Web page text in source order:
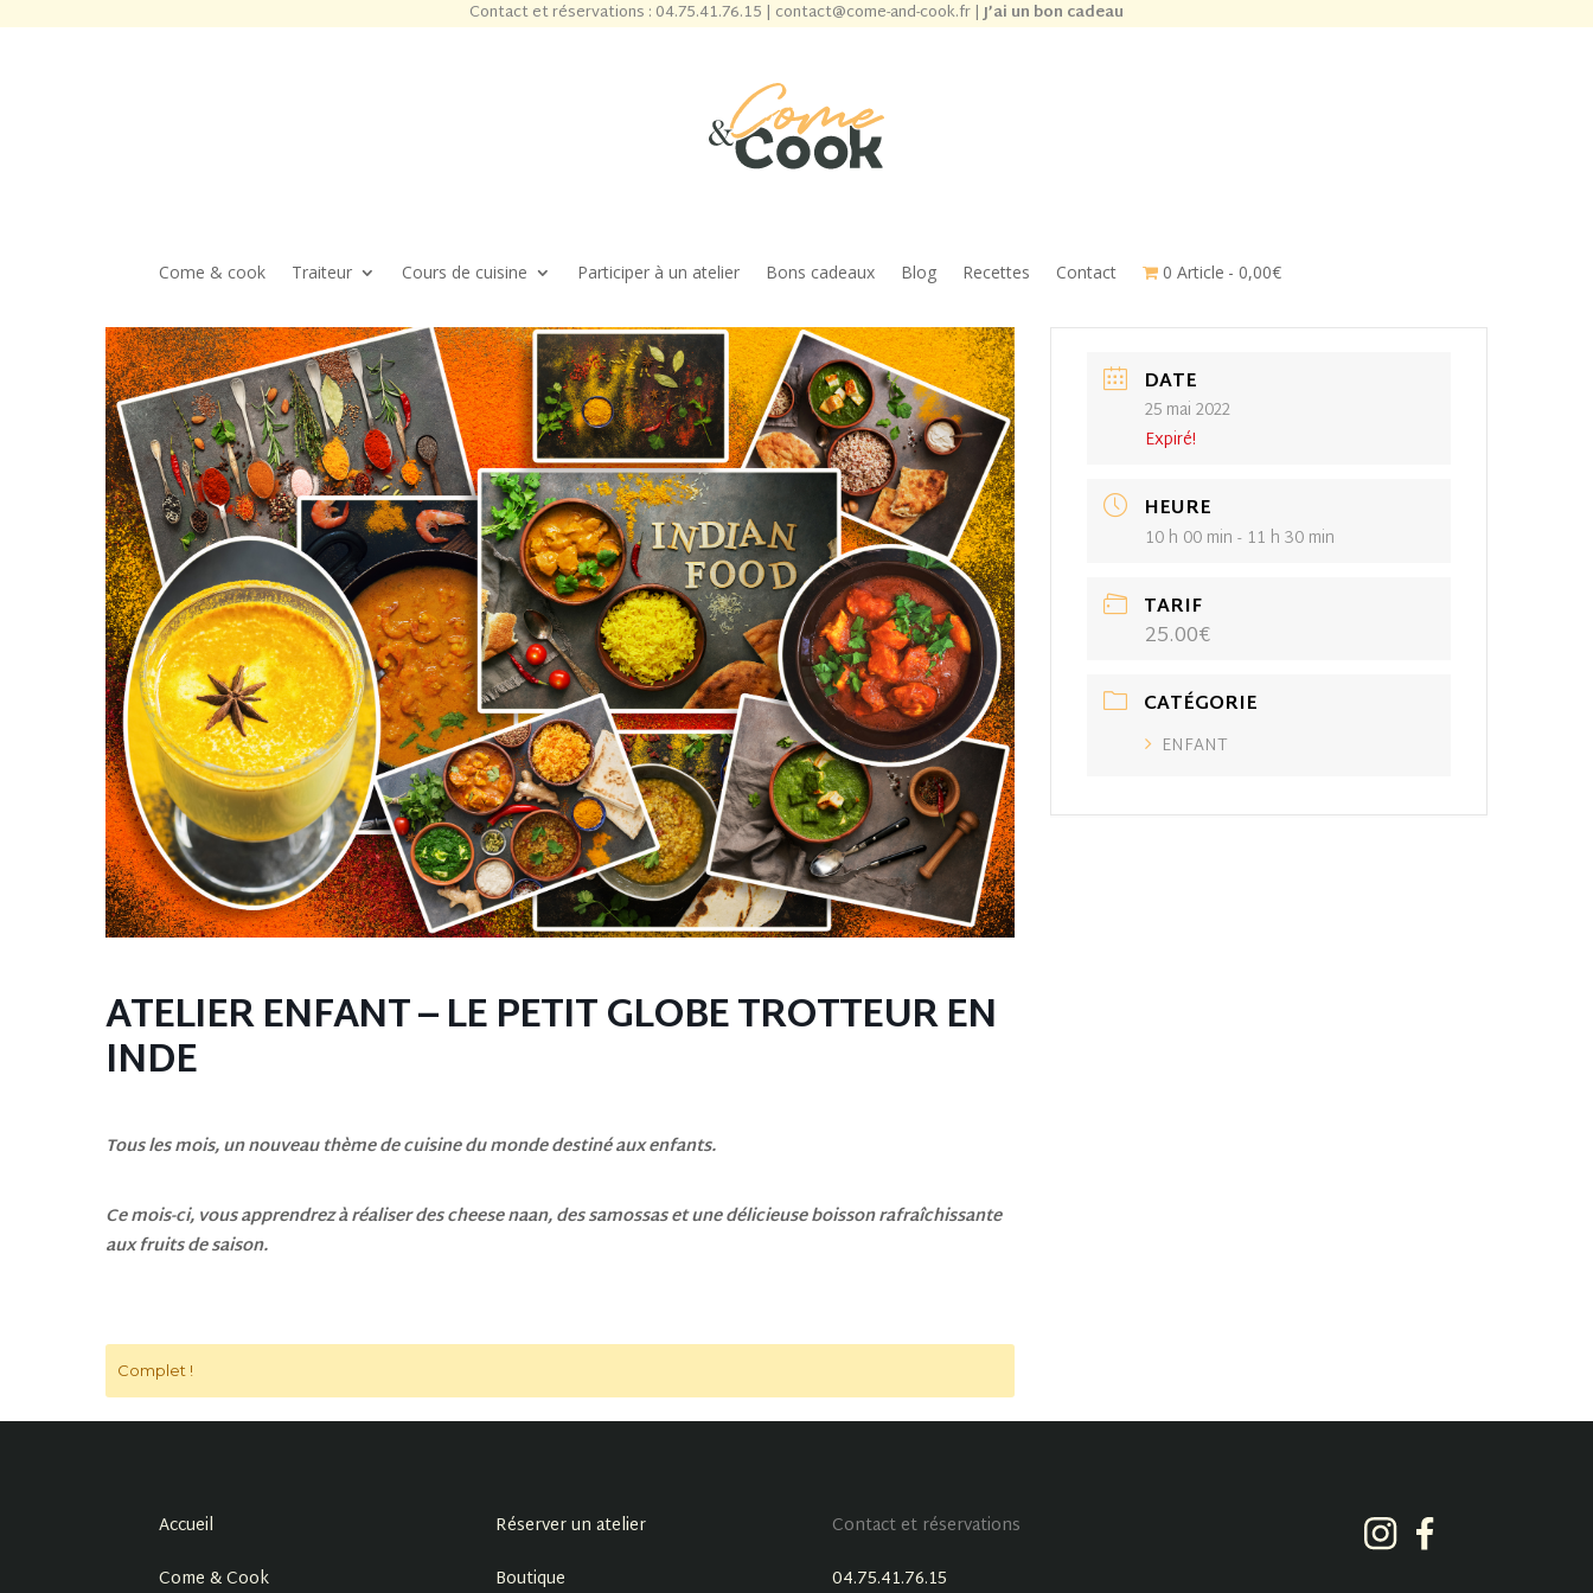
Contact et réservations : 04.75.41.76.15 | contact@come-and-cook.fr|J’ai un bon cadeau
Come & cook Traiteur Cours de cuisine Participer à un atelier Bons cadeaux Blog Recettes Contact 0 Article 0,00€
ATELIER ENFANT – LE PETIT GLOBE TROTTEUR EN
INDE
Tous les mois, un nouveau thème de cuisine du monde destiné aux enfants.
Ce mois-ci, vous apprendrez à réaliser des cheese naan, des samossas et une délicieuse boisson rafraîchissante
aux fruits de saison.
Complet !
DATE
25 mai 2022
Expiré!
HEURE
10 h 00 min - 11 h 30 min
TARIF
25.00€
CATÉGORIE
ENFANT
Accueil
Come & Cook
Réserver un atelier
Boutique
Contact et réservations
04.75.41.76.15